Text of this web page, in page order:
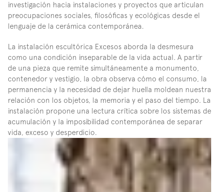
investigación hacia instalaciones y proyectos que articulan
preocupaciones sociales, filosóficas y ecológicas desde el
lenguaje de la cerámica contemporánea.
La instalación escultórica Excesos aborda la desmesura
como una condición inseparable de la vida actual. A partir
de una pieza que remite simultáneamente a monumento,
contenedor y vestigio, la obra observa cómo el consumo, la
permanencia y la necesidad de dejar huella moldean nuestra
relación con los objetos, la memoria y el paso del tiempo. La
instalación propone una lectura crítica sobre los sistemas de
acumulación y la imposibilidad contemporánea de separar
vida, exceso y desperdicio.